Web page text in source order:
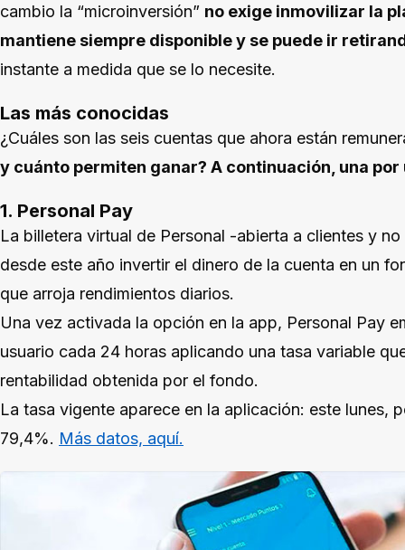
cambio la “microinversión” no exige inmovilizar la
mantiene siempre disponible y se puede ir
instante a medida que se lo necesite.
Las más conocidas
¿Cuáles son las seis cuentas que ahora están
y cuánto permiten ganar? A continuación, una por
1. Personal Pay
La billetera virtual de Personal -abierta a clientes y
desde este año invertir el dinero de la cuenta en un
que arroja rendimientos diarios.
Una vez activada la opción en la app, Personal Pay
usuario cada 24 horas aplicando una tasa variable
rentabilidad obtenida por el fondo.
La tasa vigente aparece en la aplicación: este lunes,
79,4%. Más datos, aquí.